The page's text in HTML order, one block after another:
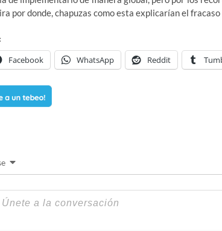
por donde, chapuzas como esta explicarían el
Facebook WhatsApp Reddit